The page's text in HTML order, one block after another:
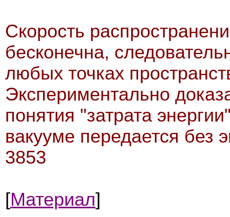
Скорость
бесконечна,
любых точках
Экспериментально
понятия "затрата
вакууме передается без
3853
[Материал]